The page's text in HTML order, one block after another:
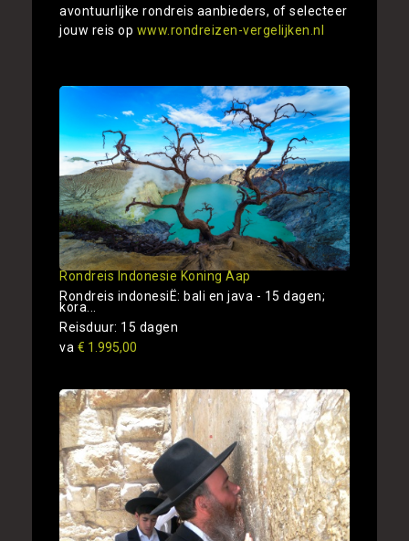
avontuurlijke rondreis aanbieders, of selecteer
jouw reis op www.rondreizen-vergelijken.nl
Rondreis Indonesie Koning Aap
Rondreis indonesiË: bali en java - 15 dagen;
kora...
Reisduur: 15 dagen
va € 1.995,00